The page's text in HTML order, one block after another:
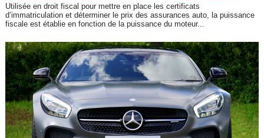
Utilisée en droit fiscal pour mettre en place les certificats
d’immatriculation et déterminer le prix des assurances auto, la puissance
fiscale est établie en fonction de la puissance du moteur...